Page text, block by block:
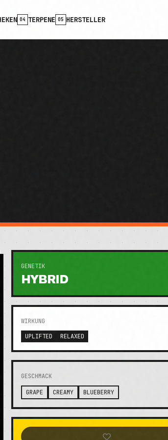
04 TERPENE 05 HERSTELLER
GENETIK
HYBRID
WIRKUNG
UPLIFTED
RELAXED
GESCHMACK
GRAPE CREAMY BLUEBERRY